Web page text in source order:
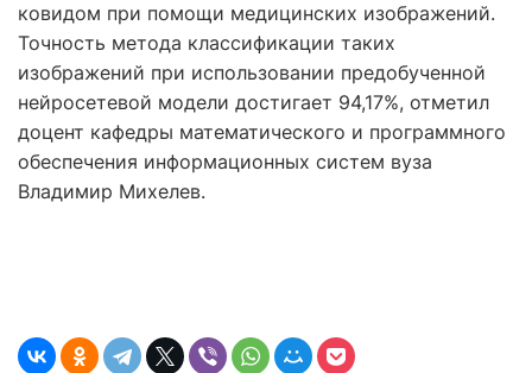
ковидом при помощи медицинских изображений.
Точность метода классификации таких
изображений при использовании предобученной
нейросетевой модели достигает 94,17%, отметил
доцент кафедры математического и программного
обеспечения информационных систем вуза
Владимир Михелев.